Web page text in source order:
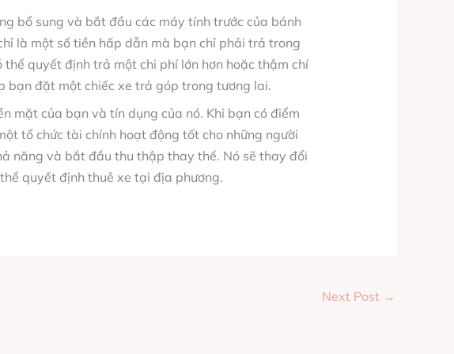
bổ sung và bắt đầu các máy tính trước của bánh
là một số tiền hấp dẫn mà bạn chỉ phải trả trong
quyết định trả một chi phí lớn hơn hoặc thậm chí
bạn đặt một chiếc xe trả góp trong tương lai.
mặt của bạn và tín dụng của nó. Khi bạn có điểm
tổ chức tài chính hoạt động tốt cho những người
năng và bắt đầu thu thập thay thế. Nó sẽ thay đổi
quyết định thuê xe tại địa phương.
Next Post →